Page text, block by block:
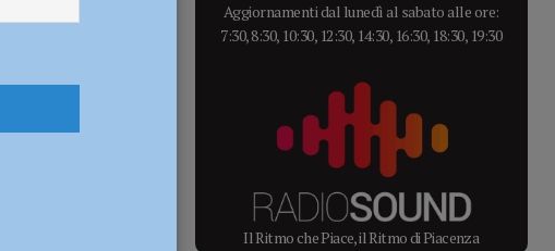
Aggiornamenti dal lunedì al sabato alle ore:
7:30, 8:30, 10:30, 12:30, 14:30, 16:30, 18:30, 19:30
Il Ritmo che Piace, il Ritmo di Piacenza